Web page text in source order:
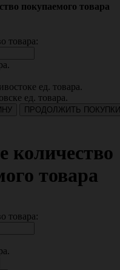
покупаемого товара
товара:
ед. товара.
ед. товара.
ПРОДОЛЖИТЬ ПОКУПКИ
количество
товара
товара: